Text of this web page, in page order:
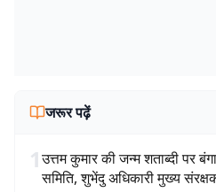
जरूर पढ़ें
1उत्तम कुमार की जन्म शताब्दी पर
समिति, शुभेंदु अधिकारी मुख्य